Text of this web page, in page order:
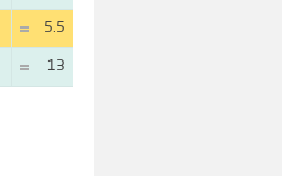
5.5
13